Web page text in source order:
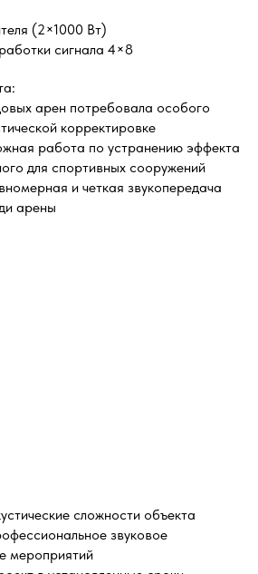
(2×1000 Вт)
сигнала 4×8
арен потребовала особого
корректировке
работа по устранению эффекта
для спортивных сооружений
и четкая звукопередача
арены
сложности объекта
звуковое
мероприятий